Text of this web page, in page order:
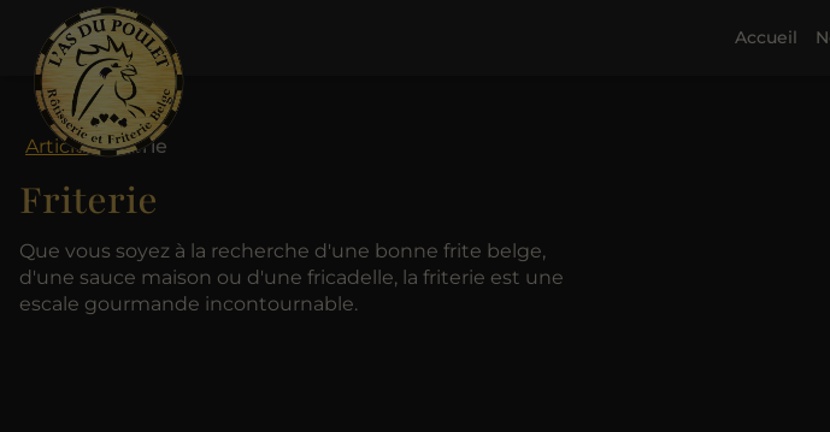
Accueil
ArticlesFriterie
Friterie
Que vous soyez à la recherche d'une bonne frite belge,
d'une sauce maison ou d'une fricadelle, la friterie est une
escale gourmande incontournable.